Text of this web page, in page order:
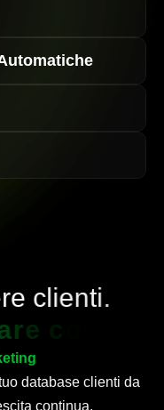
re clienti.
re c
database clienti da
continua.